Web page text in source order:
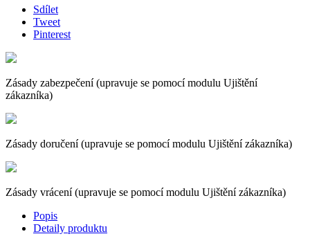
Sdílet
Tweet
Pinterest
Zásady zabezpečení (upravuje se pomocí modulu Ujištění
zákazníka)
Zásady doručení (upravuje se pomocí modulu Ujištění zákazníka)
Zásady vrácení (upravuje se pomocí modulu Ujištění zákazníka)
Popis
Detaily produktu